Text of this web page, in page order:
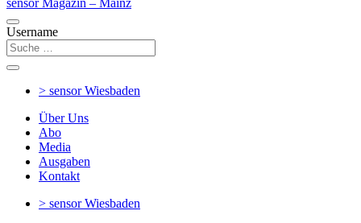
sensor Magazin – Mainz
Username
> sensorWiesbaden
Über Uns
Abo
Media
Ausgaben
Kontakt
> sensorWiesbaden